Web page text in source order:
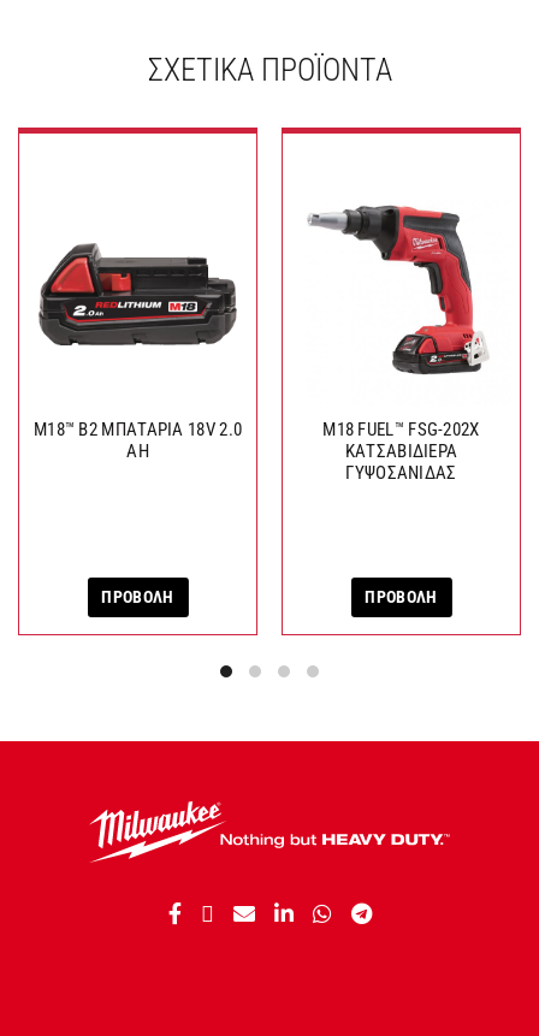
ΣΧΕΤΙΚΆ ΠΡΟΪΌΝΤΑ
M18™ B2 ΜΠΑΤΑΡΙΑ 18V 2.0
AH
ΠΡΟΒΟΛΗ
M18 FUEL™ FSG-202X
ΚΑΤΣΑΒΙΔΙΕΡΑ
ΓΥΨΟΣΑΝΙΔΑΣ
ΠΡΟΒΟΛΗ